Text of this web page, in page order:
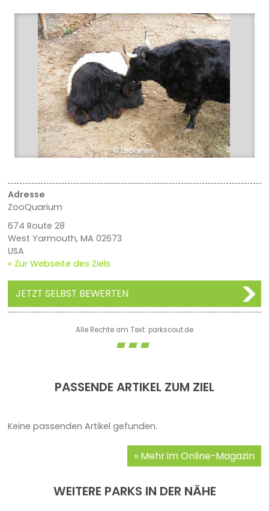
© tedkerwin
Adresse
ZooQuarium
674 Route 28
West Yarmouth, MA 02673
USA
» Zur Webseite des Ziels
JETZT SELBST BEWERTEN
Alle Rechte am Text: parkscout.de
PASSENDE ARTIKEL ZUM ZIEL
Keine passenden Artikel gefunden.
Mehr im Online-Magazin
WEITERE PARKS IN DER NÄHE